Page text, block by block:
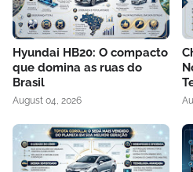
Hyundai HB20: O compacto
que domina as ruas do
Brasil
August 04, 2026